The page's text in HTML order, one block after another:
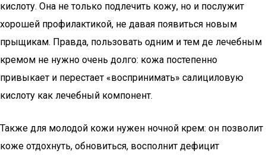
кислоту. Она не только подлечить кожу, но и послужит
хорошей профилактикой, не давая появиться новым
прыщикам. Правда, пользовать одним и тем де лечебным
кремом не нужно очень долго: кожа постепенно
привыкает и перестает «воспринимать» салициловую
кислоту как лечебный компонент.
Также для молодой кожи нужен ночной крем: он позволит
коже отдохнуть, обновиться, восполнит дефицит